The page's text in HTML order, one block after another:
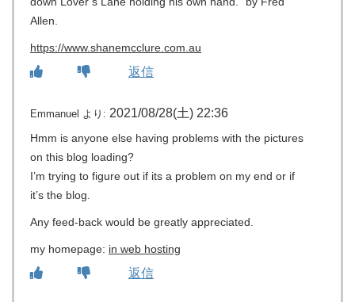
Allen.
https://www.shanemcclure.com.au
返信
Emmanuel より: 2021/08/28(土) 22:36
Hmm is anyone else having problems with the pictures
on this blog loading?
I’m trying to figure out if its a problem on my end or if
it’s the blog.
Any feed-back would be greatly appreciated.
my homepage: in web hosting
返信